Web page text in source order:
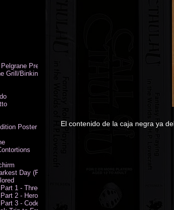
El contenido de la caja negra ya
Press' FreeRPG 2018 (PDF)
Grill/Binkin Collection
Poster (Neil Gaiman)
Day (PDF)
1 - Three Kings
2 - Heroes of the Sea
3 - Code of Honour (PDF)